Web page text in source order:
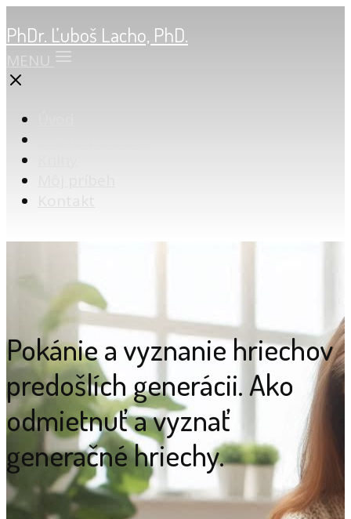
PhDr. Ľuboš Lacho, PhD.
MENU
Pokánie a vyznanie hriechov
predošlích generácii. Ako
odmietnuť a vyznať
generačné hriechy.